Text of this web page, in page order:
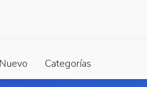
Nuevo Categorías